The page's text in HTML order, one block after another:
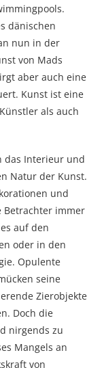
dänischen
nun in der
von Mads
aber auch eine
Kunst ist eine
als auch
das Interieur und
Natur der Kunst.
und
Betrachter immer
auf den
oder in den
Opulente
seine
Zierobjekte
Doch die
nirgends zu
Mangels an
von